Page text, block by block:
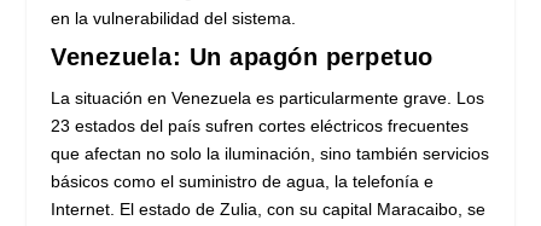
en la vulnerabilidad del sistema.
Venezuela: Un apagón perpetuo
La situación en Venezuela es particularmente grave. Los
23 estados del país sufren cortes eléctricos frecuentes
que afectan no solo la iluminación, sino también servicios
básicos como el suministro de agua, la telefonía e
Internet. El estado de Zulia, con su capital Maracaibo, se